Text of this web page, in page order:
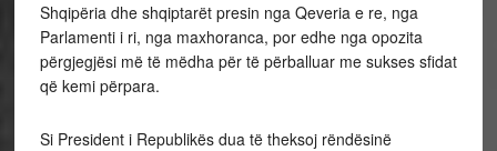
Shqipëria dhe shqiptarët presin nga Qeveria e re, nga
Parlamenti i ri, nga maxhoranca, por edhe nga opozita
përgjegjësi më të mëdha për të përballuar me sukses sfidat
që kemi përpara.
Si President i Republikës dua të theksoj rëndësinë